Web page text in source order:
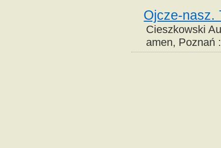
Ojcze-nasz.
Cieszkowski
amen, Poznań